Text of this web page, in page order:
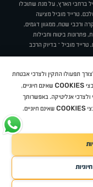
ברחבי הארץ, על מנת שתוכלו
טרייד מוביל מציעה
ורכבי שטח, ממגוון דגמים,
פתרונות ביטוח וחבילות
מוביל – בדיוק הרכב
זה עובד? דרושים
ניסאןטויוטהדאצ'יהפולקסווגןטסלה
אקספנג
TradeMobile
2026
לצורך תפעולו התקין ולצרכי אבטחת
COOKIES שאינם חיוניים,
ולצרכי אנליטיקה. באפשרותך
COOKIES שאינם חיוניים.